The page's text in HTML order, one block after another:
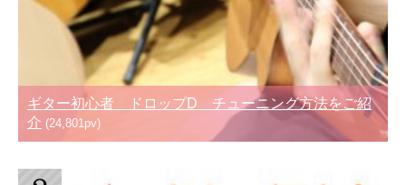
ギター初心者 ドロップD チューニング方法をご紹
介 (24,801pv)